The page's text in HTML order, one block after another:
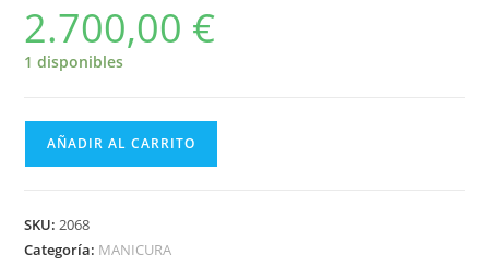
2.700,00 €
1 disponibles
AÑADIR AL CARRITO
SKU:2068
Categoría: MANICURA